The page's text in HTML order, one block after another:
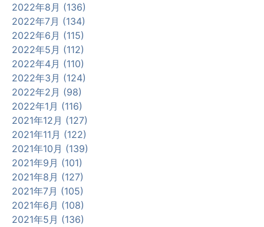
2022年8月 (136)
2022年7月 (134)
2022年6月 (115)
2022年5月 (112)
2022年4月 (110)
2022年3月 (124)
2022年2月 (98)
2022年1月 (116)
2021年12月 (127)
2021年11月 (122)
2021年10月 (139)
2021年9月 (101)
2021年8月 (127)
2021年7月 (105)
2021年6月 (108)
2021年5月 (136)